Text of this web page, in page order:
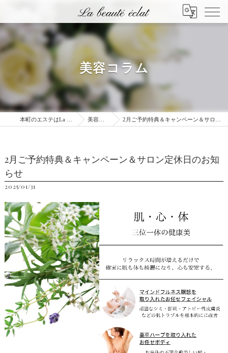
美容コラム
美容コラム 2月ご予約特典＆キャンペーン＆サロン定休日のお知らせ
2月ご予約特典＆キャンペーン＆サロン定休日のお知
らせ
2025/01/31